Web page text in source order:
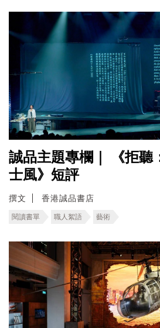
誠品主題專欄｜ 《拒聽
士風》短評
撰文 香港誠品書店
閱讀書單 職人絮語 藝術